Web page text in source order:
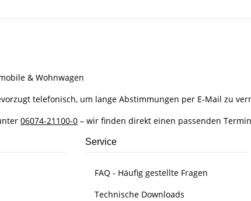
& Wohnwagen
telefonisch, um lange Abstimmungen per E-Mail zu
06074-21100-0 – wir finden direkt einen passenden
Service
FAQ - Häufig gestellte Fragen
Technische Downloads